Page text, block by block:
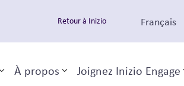
Retour à Inizio Français
Toggle sub-menu
À propos Toggle sub-menu
Joignez Inizio Engage